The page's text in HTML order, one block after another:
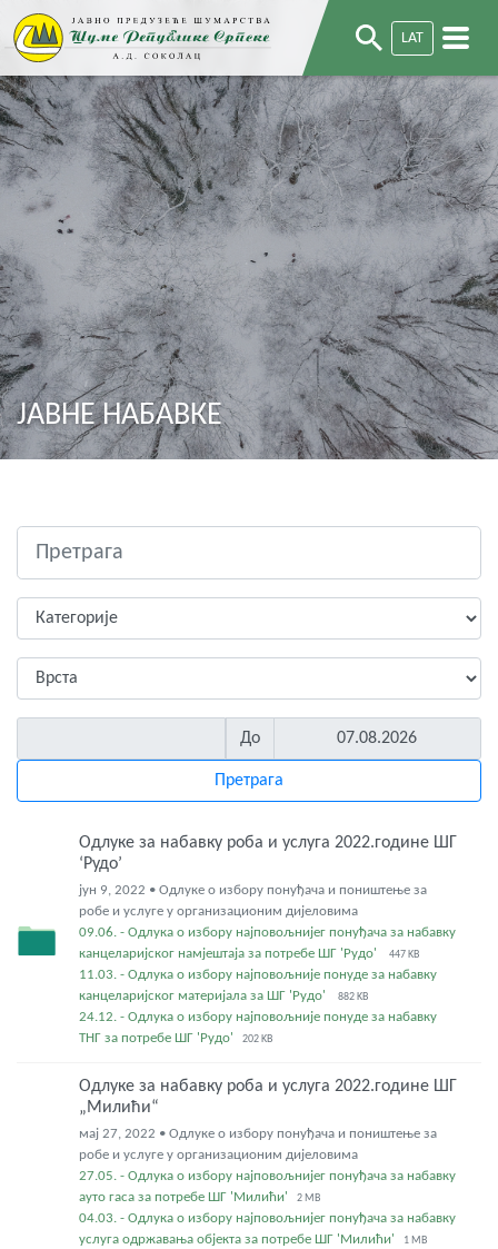
LAT
ЈАВНЕ НАБАВКЕ
До
Одлуке за набавку роба и услуга 2022.године ШГ
‘Рудо’
јун 9, 2022 • Одлуке о избору понуђача и поништење за
робе и услуге у организационим дијеловима
09.06. - Одлука о избору најповољнијег понуђача за набавку
канцеларијског намјештаја за потребе ШГ 'Рудо'
447 KB
11.03. - Одлука о избору најповољније понуде за набавку
канцеларијског материјала за ШГ 'Рудо'
882 KB
24.12. - Одлука о избору најповољније понуде за набавку
ТНГ за потребе ШГ 'Рудо'
202 KB
Одлуке за набавку роба и услуга 2022.године ШГ
„Милићи“
мај 27, 2022 • Одлуке о избору понуђача и поништење за
робе и услуге у организационим дијеловима
27.05. - Одлука о избору најповољнијег понуђача за набавку
ауто гаса за потребе ШГ 'Милићи'
2 MB
04.03. - Одлука о избору најповољнијег понуђача за набавку
услуга одржавања објекта за потребе ШГ 'Милићи'
1 MB